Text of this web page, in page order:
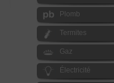
Plomb
Termites
Gaz
Électricité